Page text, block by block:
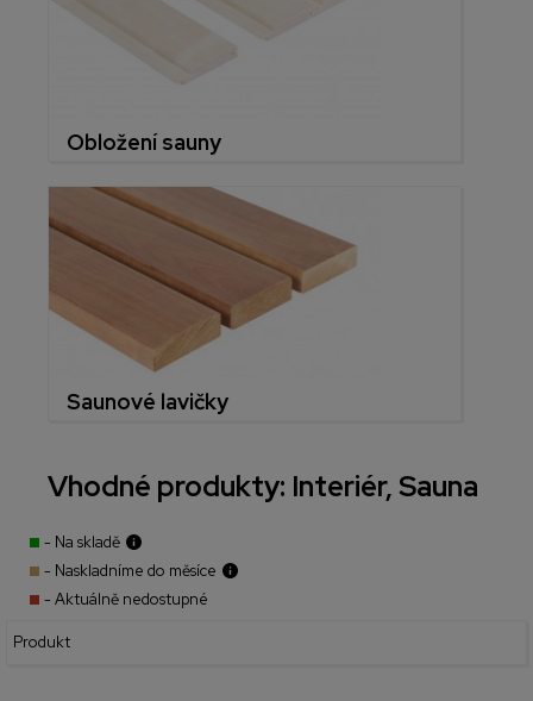
Obložení sauny
Saunové lavičky
Vhodné produkty: Interiér, Sauna
- Na skladě
- Naskladníme do měsíce
- Aktuálně nedostupné
Produkt